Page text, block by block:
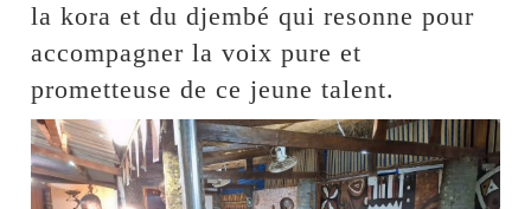
la kora et du djembé qui resonne pour
accompagner la voix pure et
prometteuse de ce jeune talent.